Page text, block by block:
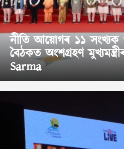
নীতি আয়োগৰ ১১ সংখ্যক
বৈঠকত অংশগ্ৰহণ
Sarma